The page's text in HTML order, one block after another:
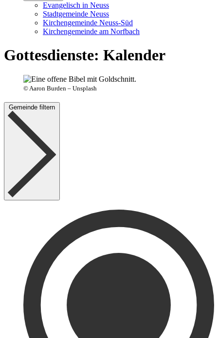
Evangelisch in Neuss
Stadtgemeinde Neuss
Kirchengemeinde Neuss-Süd
Kirchengemeinde am Norfbach
Gottesdienste: Kalender
© Aaron Burden – Unsplash